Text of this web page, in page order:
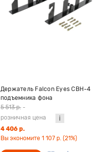
Держатель Falcon Eyes CBH-4
подъемника фона
5 513 р. -
розничная цена
4 406 р.
Вы экономите 1 107 р. (21%)